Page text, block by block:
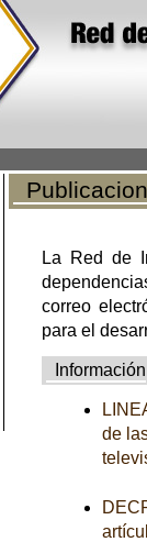
La Red de
correo
para el
Información
de